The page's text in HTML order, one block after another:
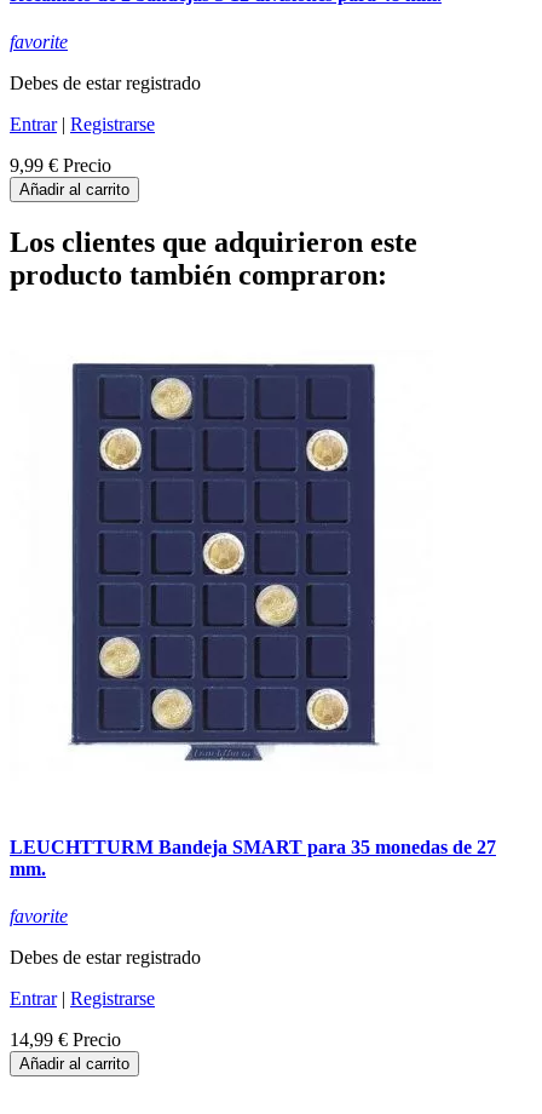
favorite
Debes de estar registrado
Entrar| Registrarse
9,99 € Precio
Añadir al carrito
Los clientes que adquirieron este
producto también compraron:
LEUCHTTURM Bandeja SMART para 35 monedas de 27
mm.
favorite
Debes de estar registrado
Entrar| Registrarse
14,99 € Precio
Añadir al carrito